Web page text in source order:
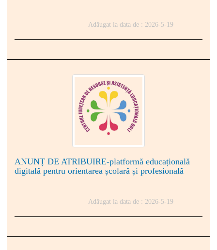
Adăugat la data de : 2026-5-19
ANUNȚ DE ATRIBUIRE-platformă educațională
digitală pentru orientarea școlară și profesională
Adăugat la data de : 2026-5-19